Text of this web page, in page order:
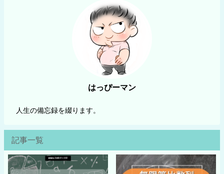
はっぴーマン
人生の備忘録を綴ります。
記事一覧